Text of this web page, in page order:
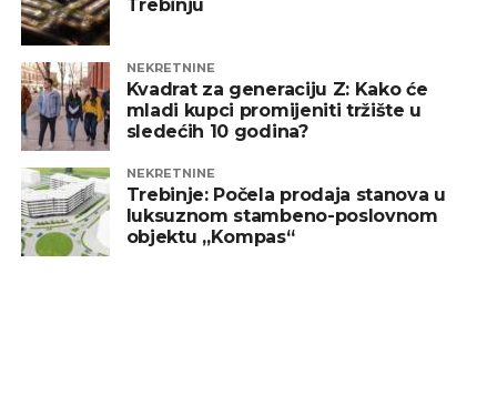
Trebinju
NEKRETNINE
Kvadrat za generaciju Z: Kako će
mladi kupci promijeniti tržište u
sledećih 10 godina?
NEKRETNINE
Trebinje: Počela prodaja stanova u
luksuznom stambeno-poslovnom
objektu „Kompas“